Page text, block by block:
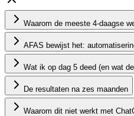
Waarom de meeste 4-daagse
AFAS bewijst het:
Wat ik op dag 5 deed (en wat
De resultaten na zes maanden
Waarom dit niet werkt met